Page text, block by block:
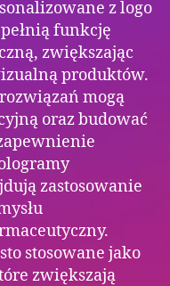
z logo
funkcję
zwiększając
produktów.
mogą
oraz budować
zastosowanie
stosowane jako
zwiększają